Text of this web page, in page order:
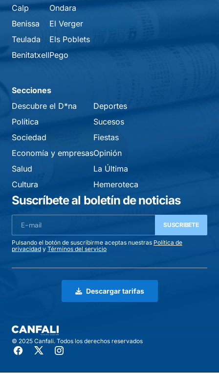
Calp
Benissa
Teulada
Benitatxell
Ondara
El Verger
Els Poblets
Pego
Secciones
Descubre el D*na
Política
Sociedad
Economía y empresas
Salud
Cultura
Deportes
Sucesos
Fiestas
Opinión
La Última
Hemeroteca
Suscríbete al boletín de noticias
SUSCRIBETE
Pulsando el botón de suscribirme aceptas nuestras Política de
privacidad y Términos del servicio
Descargar tarifas
© 2025 Canfali. Todos los derechos reservados